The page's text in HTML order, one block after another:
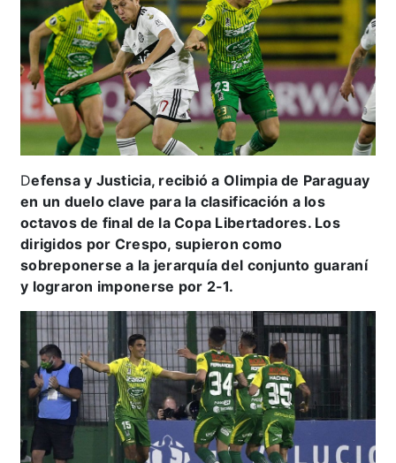
Defensa y Justicia, recibió a Olimpia de Paraguay
en un duelo clave para la clasificación a los
octavos de final de la Copa Libertadores. Los
dirigidos por Crespo, supieron como
sobreponerse a la jerarquía del conjunto guaraní
y lograron imponerse por 2-1.